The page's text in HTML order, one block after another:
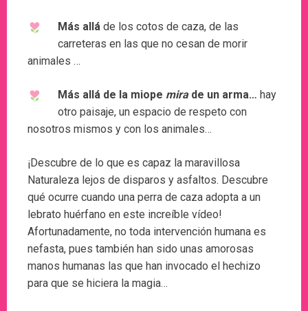
Más allá de los cotos de caza, de las
carreteras en las que no cesan de morir
animales …
Más allá de la miope mirade un arma… hay
otro paisaje, un espacio de respeto con
nosotros mismos y con los animales…
¡Descubre de lo que es capaz la maravillosa
Naturaleza lejos de disparos y asfaltos. Descubre
qué ocurre cuando una perra de caza adopta a un
lebrato huérfano en este increíble vídeo!
Afortunadamente, no toda intervención humana es
nefasta, pues también han sido unas amorosas
manos humanas las que han invocado el hechizo
para que se hiciera la magia…